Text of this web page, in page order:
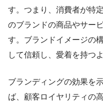
す。つまり、消費者が特
のブランドの商品やサー
す。ブランドイメージの
して信頼し、愛着を持つ
ブランディングの効果を
ば、顧客ロイヤリティの